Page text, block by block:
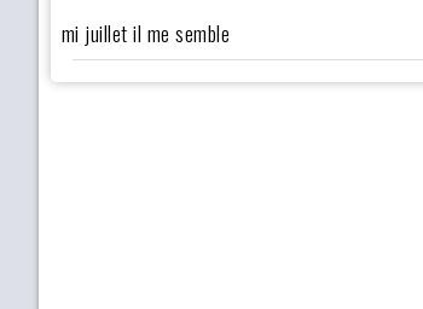
mi juillet il me semble